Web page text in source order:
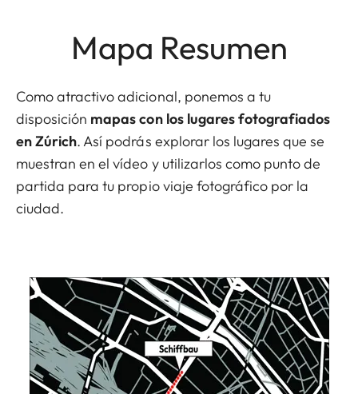
Mapa Resumen
Como atractivo adicional, ponemos a tu
disposición mapas con los lugares fotografiados
en Zúrich. Así podrás explorar los lugares que se
muestran en el vídeo y utilizarlos como punto de
partida para tu propio viaje fotográfico por la
ciudad.